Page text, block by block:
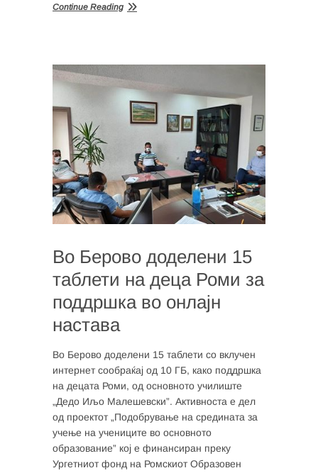
Continue Reading
Во Берово доделени 15
таблети на деца Роми за
поддршка во онлајн
настава
Во Берово доделени 15 таблети со вклучен
интернет сообраќај од 10 ГБ, како поддршка
на децата Роми, од основното училиште
„Дедо Иљо Малешевски”. Активноста е дел
од проектот „Подобрување на средината за
учење на учениците во основното
образование” кој е финансиран преку
Ургетниот фонд на Ромскиот Образовен